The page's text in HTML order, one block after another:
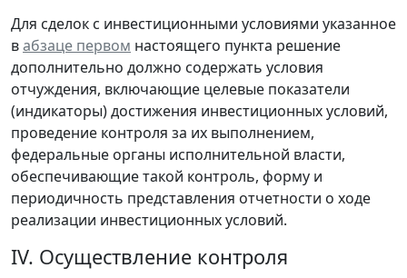
Для сделок с инвестиционными условиями указанное
вабзаце первом настоящего пункта решение
дополнительно должно содержать условия
отчуждения, включающие целевые показатели
(индикаторы) достижения инвестиционных условий,
проведение контроля за их выполнением,
федеральные органы исполнительной власти,
обеспечивающие такой контроль, форму и
периодичность представления отчетности о ходе
реализации инвестиционных условий.
IV. Осуществление контроля